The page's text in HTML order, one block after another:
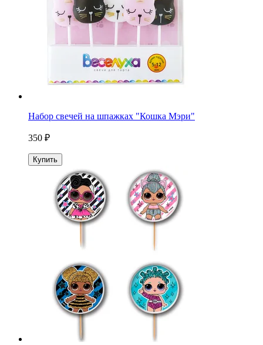
Набор свечей на шпажках "Кошка Мэри"
350 ₽
Купить